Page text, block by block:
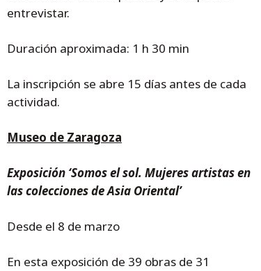
entrevistar.
Duración aproximada: 1 h 30 min
La inscripción se abre 15 días antes de cada
actividad.
Museo de Zaragoza
Exposición ‘Somos el sol. Mujeres artistas en
las colecciones de Asia Oriental’
Desde el 8 de marzo
En esta exposición de 39 obras de 31